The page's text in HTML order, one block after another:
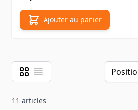
Ajouter au panier
Afficher en
GrilleListe
11 articles